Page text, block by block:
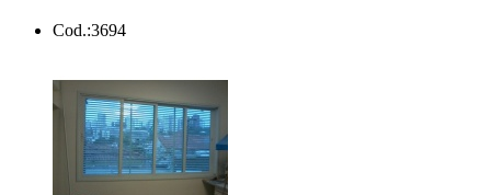
Cod.:3694